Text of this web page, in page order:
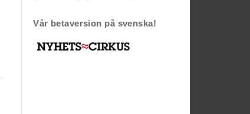
Vår betaversion på svenska!